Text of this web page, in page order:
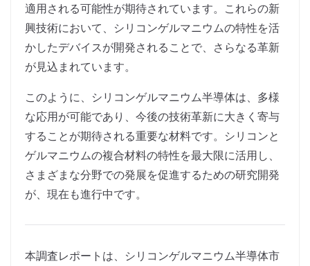
適用される可能性が期待されています。これらの新
興技術において、シリコンゲルマニウムの特性を活
かしたデバイスが開発されることで、さらなる革新
が見込まれています。
このように、シリコンゲルマニウム半導体は、多様
な応用が可能であり、今後の技術革新に大きく寄与
することが期待される重要な材料です。シリコンと
ゲルマニウムの複合材料の特性を最大限に活用し、
さまざまな分野での発展を促進するための研究開発
が、現在も進行中です。
本調査レポートは、シリコンゲルマニウム半導体市